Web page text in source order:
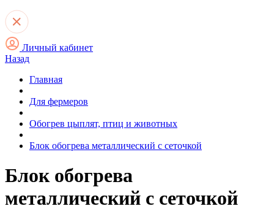
Личный кабинет
Назад
Главная
Для фермеров
Обогрев цыплят, птиц и животных
Блок обогрева металлический с сеточкой
Блок обогрева
металлический с сеточкой